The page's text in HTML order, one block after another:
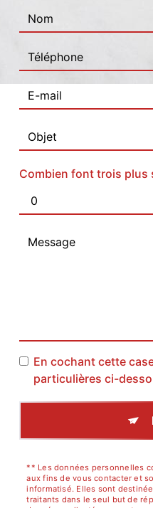
Combien font trois plus
En cochant cette
particulières ci-
** Les données personnelles
aux fins de vous contacter et
informatisé. Elles sont
traitants dans le seul but de